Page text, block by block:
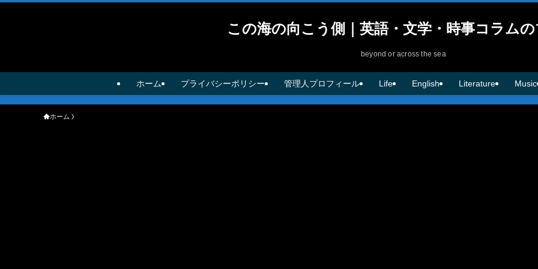
この海の向こう側｜英語・文学・時事コラム
beyond or across the sea
ホーム プライバシーポリシー 管理人プロフィール Life English Literature Music
ホーム